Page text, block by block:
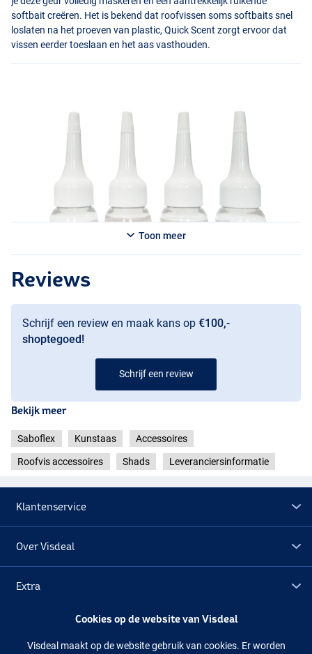
softbait creëren. Het is bekend dat roofvissen soms softbaits snel
loslaten na het proeven van plastic, Quick Scent zorgt ervoor dat
vissen eerder toeslaan en het aas vasthouden.
Toon meer
Reviews
Schrijf een review en maak kans op €100,-
shoptegoed!
Schrijf een review
Bekijk meer
Saboflex Kunstaas Accessoires
Roofvis accessoires Shads Leveranciersinformatie
Klantenservice
Over Visdeal
Extra
Cookies op de website van Visdeal
Visdeal maakt op de website gebruik van cookies. Er worden